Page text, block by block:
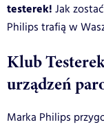
testerek! Jak
Philips trafią w
Klub
urządzeń
Marka Philips